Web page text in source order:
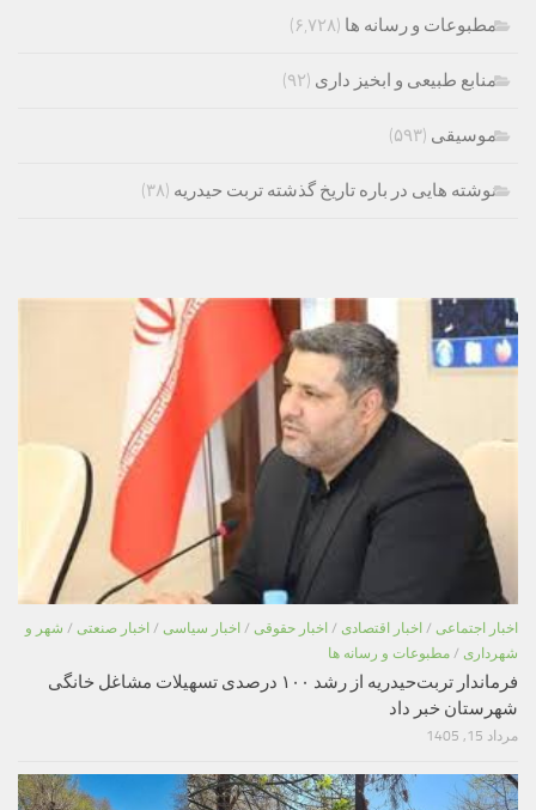
مطبوعات و رسانه ها (۶,۷۲۸)
منابع طبیعی و ابخیز داری (۹۲)
موسیقی (۵۹۳)
نوشته هایی در باره تاریخ گذشته تربت حیدریه (۳۸)
اخبار اجتماعی / اخبار اقتصادی / اخبار حقوقی / اخبار سیاسی / اخبار صنعتی / شهر و
شهرداری / مطبوعات و رسانه ها
فرماندار تربت‌حیدریه از رشد ۱۰۰ درصدی تسهیلات مشاغل خانگی
شهرستان خبر داد
مرداد 15, 1405